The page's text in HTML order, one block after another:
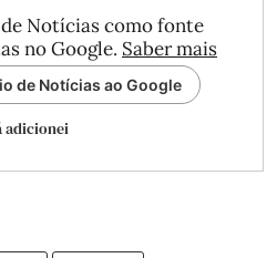
Notícias como fonte
no Google. Saber mais
de Notícias ao Google
adicionei